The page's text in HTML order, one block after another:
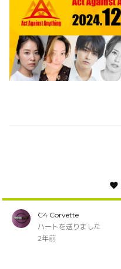
C4 Corvette
ハートを送りました
2年前